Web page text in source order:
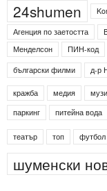
24shumen
Агенция по заетостта
Менделсон
ПИН-код
български филми
д-р
кражба медия
паркинг питейна вода
театър топ футбол
шуменски